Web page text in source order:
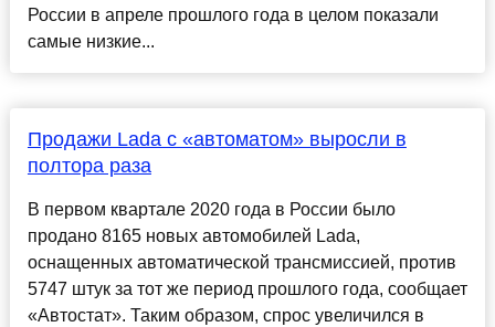
России в апреле прошлого года в целом показали
самые низкие...
Продажи Lada с «автоматом» выросли в
полтора раза
В первом квартале 2020 года в России было
продано 8165 новых автомобилей Lada,
оснащенных автоматической трансмиссией, против
5747 штук за тот же период прошлого года, сообщает
«Автостат». Таким образом, спрос увеличился в